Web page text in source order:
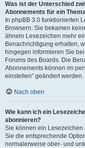
Was ist der Unterschied
Abonnements für ein
In phpBB 3.0 funktionierten
Browsern: Sie bekamen
ähneln Lesezeichen mehr
Benachrichtigung erhalten,
hingegen informieren Sie
Forums des Boards. Die
Abonnements können im
einstellen“ geändert werden.
Nach oben
Wie kann ich ein
abonnieren?
Sie können ein
Sie die entsprechende
normalerweise ober- und